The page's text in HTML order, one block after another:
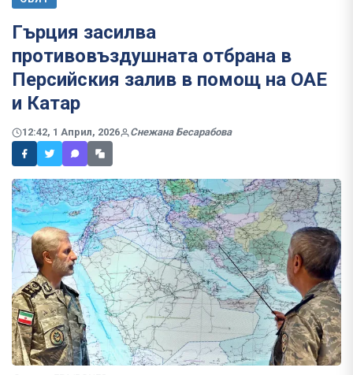
Гърция засилва
противовъздушната отбрана в
Персийския залив в помощ на ОАЕ
и Катар
12:42, 1 Април, 2026 Снежана Бесарабова